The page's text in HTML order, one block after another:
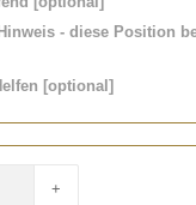
- diese Position
[optional]
+